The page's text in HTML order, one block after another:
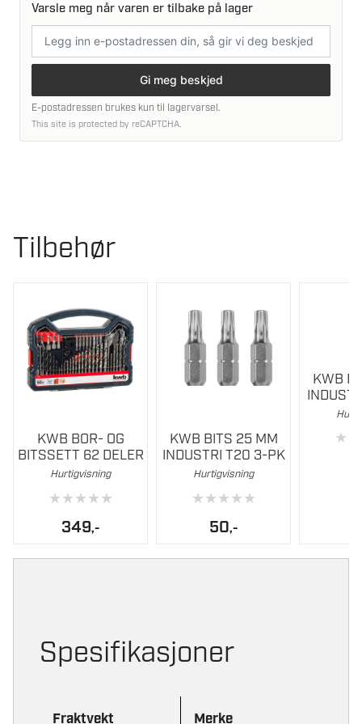
Varsle meg når varen er tilbake på lager
postadresse
Gi meg beskjed
E-postadressen brukes kun til lagervarsel.
This site is protected by reCAPTCHA.
Tilbehør
KWB BOR- OG
BITSSETT 62 DELER
Hurtigvisning
★★★★★
349,-
KWB BITS 25 MM
INDUSTRI T20 3-PK
Hurtigvisning
★★★★★
50,-
KWB
★
Spesifikasjoner
Fraktvekt Merke